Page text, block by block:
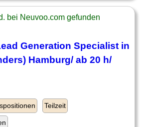
bei Neuvoo.com gefunden
Generation Specialist in
Hamburg/ ab 20 h/
Teilzeit